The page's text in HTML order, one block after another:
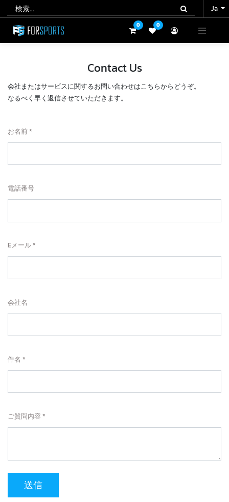
Ja
0 0
Ja
0 0
Contact Us
会社またはサービスに関するお問い合わせはこちらからどうぞ。
なるべく早く返信させていただきます。
お名前
電話番号
Eメール
会社名
件名
ご質問内容
送信